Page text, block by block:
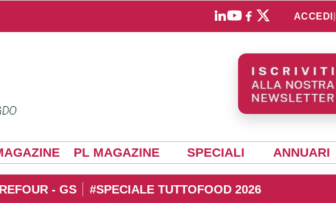
ACCEDI
PL MAGAZINE SPECIALI ANNUARI
- GS #SPECIALE TUTTOFOOD 2026